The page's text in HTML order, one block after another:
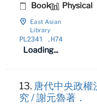
Book Physical
East Asian
Library
PL2341
.H74
Loading...
13. 唐代中央政權
究 / 謝元魯著．